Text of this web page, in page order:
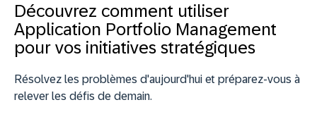
Découvrez comment utiliser
Application Portfolio Management
pour vos initiatives stratégiques
Résolvez les problèmes d'aujourd'hui et préparez-vous à
relever les défis de demain.